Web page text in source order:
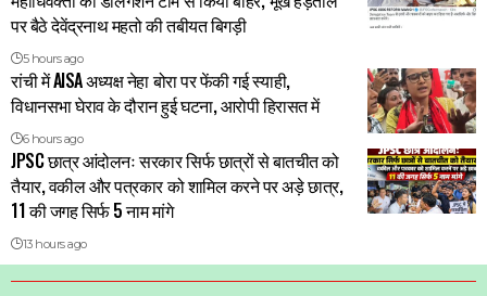
पर बैठे देवेंद्रनाथ महतो की तबीयत बिगड़ी
5 hours ago
रांची में AISA अध्यक्ष नेहा बोरा पर फेंकी गई स्याही,
विधानसभा घेराव के दौरान हुई घटना, आरोपी हिरासत में
6 hours ago
JPSC छात्र आंदोलनः सरकार सिर्फ छात्रों से बातचीत को
तैयार, वकील और पत्रकार को शामिल करने पर अड़े छात्र,
11 की जगह सिर्फ 5 नाम मांगे
13 hours ago